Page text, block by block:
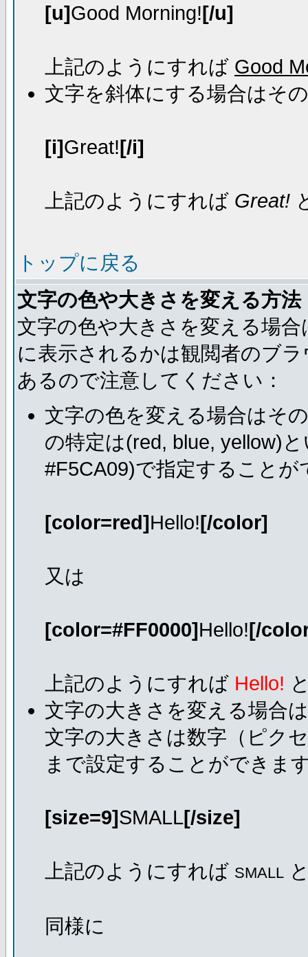
[u]Good Morning![/u]
上記のようにすれば Good
文字を斜体にする場合はそ
[i]Great![/i]
上記のようにすれば Great!
トップに戻る
文字の色や大きさを変える方法
文字の色や大きさを変える場
に表示されるかは観閲者のブ
あるので注意してください：
文字の色を変える場合はそ
の特定は(red, blue, yellow)
#F5CA09)で指定することが
[color=red]Hello![/color]
又は
[color=#FF0000]Hello![/
上記のようにすれば Hello!
文字の大きさを変える場合
文字の大きさは数字（ピク
まで設定することができま
[size=9]SMALL[/size]
上記のようにすれば SMALL
同様に